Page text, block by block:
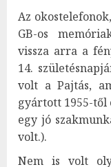
Az
GB-os
vissza arra a
14.
volt aPajtás,
gyártott 1955-
egy jó
volt.).
Nem is volt